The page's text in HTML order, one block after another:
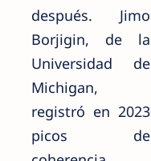
después. Jimo
Borjigin, de la
Universidad de
Michigan,
registró en 2023
picos de